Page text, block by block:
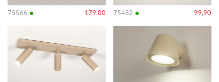
75566 • 179,00 75482 • 99,90
Bekijk